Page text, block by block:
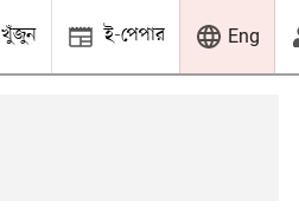
খুঁজুন ই-পেপার Eng